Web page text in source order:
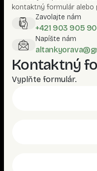
kontaktný formulár alebo
Zavolajte nám
+421 903 905
Napíšte nám
Kontaktný
Vyplňte formulár.